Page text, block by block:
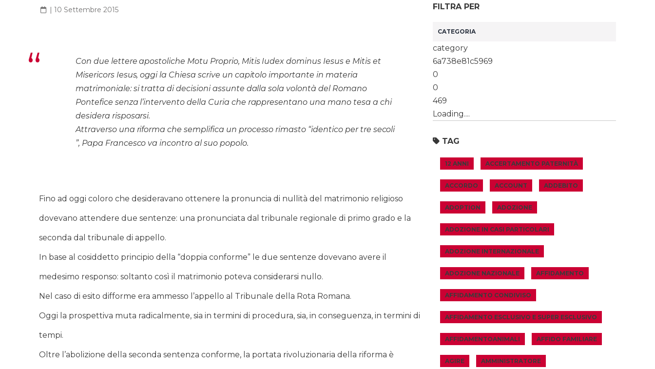
10 Settembre 2015
Con due lettere apostoliche Motu Proprio, Mitis Iudex dominus Iesus e Mitis et
Misericors Iesus, oggi la Chiesa scrive un capitolo importante in materia
matrimoniale: si tratta di decisioni assunte dalla sola volontà del Romano
Pontefice senza l’intervento della Curia che rappresentano una mano tesa a chi
desidera risposarsi.
Attraverso una riforma che semplifica un processo rimasto “identico per tre secoli
”, Papa Francesco va incontro al suo popolo.
Fino ad oggi coloro che desideravano ottenere la pronuncia di nullità del matrimonio religioso
dovevano attendere due sentenze: una pronunciata dal tribunale regionale di primo grado e la
seconda dal tribunale di appello.
In base al cosiddetto principio della “doppia conforme” le due sentenze dovevano avere il
medesimo responso: soltanto così il matrimonio poteva considerarsi nullo.
Nel caso di esito difforme era ammesso l’appello al Tribunale della Rota Romana.
Oggi la prospettiva muta radicalmente, sia in termini di procedura, sia, in conseguenza, in termini di
tempi.
Oltre l’abolizione della seconda sentenza conforme, la portata rivoluzionaria della riforma è
FILTRA PER
category
6a738e81c5969
0
0
469
Loading....
TAG
12 ANNI ACCERTAMENTO PATERNITÀ
ACCORDO ACCOUNT ADDEBITO
ADOPTION ADOZIONE
ADOZIONE IN CASI PARTICOLARI
ADOZIONE INTERNAZIONALE
ADOZIONE NAZIONALE AFFIDAMENTO
AFFIDAMENTO CONDIVISO
AFFIDAMENTO ESCLUSIVO E SUPER ESCLUSIVO
AFFIDAMENTOANIMALI AFFIDO FAMILIARE
AGIRE AMMINISTRATORE